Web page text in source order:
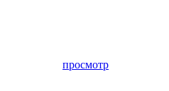
просмотр